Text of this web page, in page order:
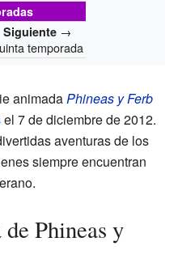
Siguiente→
temporada
animadaPhineas y Ferb
el 7 de diciembre de 2012.
aventuras de los
siempre encuentran
Phineas y